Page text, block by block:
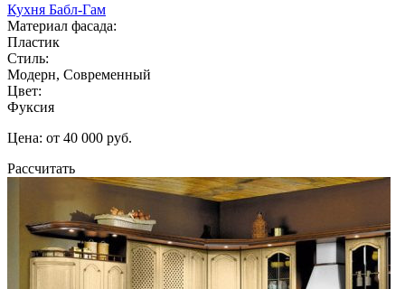
Кухня Бабл-Гам
Материал фасада:
Пластик
Стиль:
Модерн, Современный
Цвет:
Фуксия
Цена: от 40 000 руб.
Рассчитать